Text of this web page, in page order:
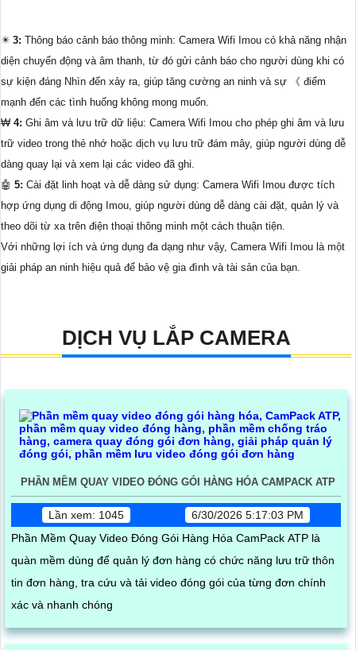
✴️ 3: Thông báo cảnh báo thông minh: Camera Wifi Imou có khả năng nhận
diện chuyển động và âm thanh, từ đó gửi cảnh báo cho người dùng khi có
sự kiện đáng Nhìn đến xảy ra, giúp tăng cường an ninh và sự 《 điểm
mạnh đến các tình huống không mong muốn.
₩ 4: Ghi âm và lưu trữ dữ liệu: Camera Wifi Imou cho phép ghi âm và lưu
trữ video trong thẻ nhớ hoặc dịch vụ lưu trữ đám mây, giúp người dùng dễ
dàng quay lại và xem lại các video đã ghi.
🤖️ 5: Cài đặt linh hoạt và dễ dàng sử dụng: Camera Wifi Imou được tích
hợp ứng dụng di động Imou, giúp người dùng dễ dàng cài đặt, quản lý và
theo dõi từ xa trên điện thoại thông minh một cách thuận tiện.
Với những lợi ích và ứng dụng đa dạng như vậy, Camera Wifi Imou là một
giải pháp an ninh hiệu quả để bảo vệ gia đình và tài sản của bạn.
DỊCH VỤ LẮP CAMERA
PHẦN MỀM QUAY VIDEO ĐÓNG GÓI HÀNG HÓA CAMPACK ATP
Lần xem: 1045
6/30/2026 5:17:03 PM
Phần Mềm Quay Video Đóng Gói Hàng Hóa CamPack ATP là
quàn mềm dùng để quản lý đơn hàng có chức năng lưu trữ thôn
tin đơn hàng, tra cứu và tải video đóng gói của từng đơn chính
xác và nhanh chóng